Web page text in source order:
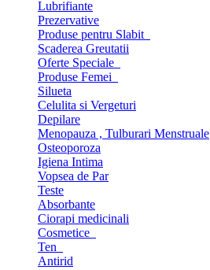
Lubrifiante
Prezervative
Produse pentru Slabit
Scaderea Greutatii
Oferte Speciale
Produse Femei
Silueta
Celulita si Vergeturi
Depilare
Menopauza , Tulburari Menstruale
Osteoporoza
Igiena Intima
Vopsea de Par
Teste
Absorbante
Ciorapi medicinali
Cosmetice
Ten
Antirid